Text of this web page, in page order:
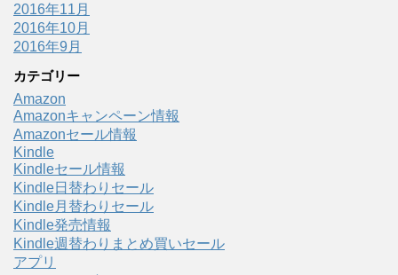
2016年11月
2016年10月
2016年9月
カテゴリー
Amazon
Amazonキャンペーン情報
Amazonセール情報
Kindle
Kindleセール情報
Kindle日替わりセール
Kindle月替わりセール
Kindle発売情報
Kindle週替わりまとめ買いセール
アプリ